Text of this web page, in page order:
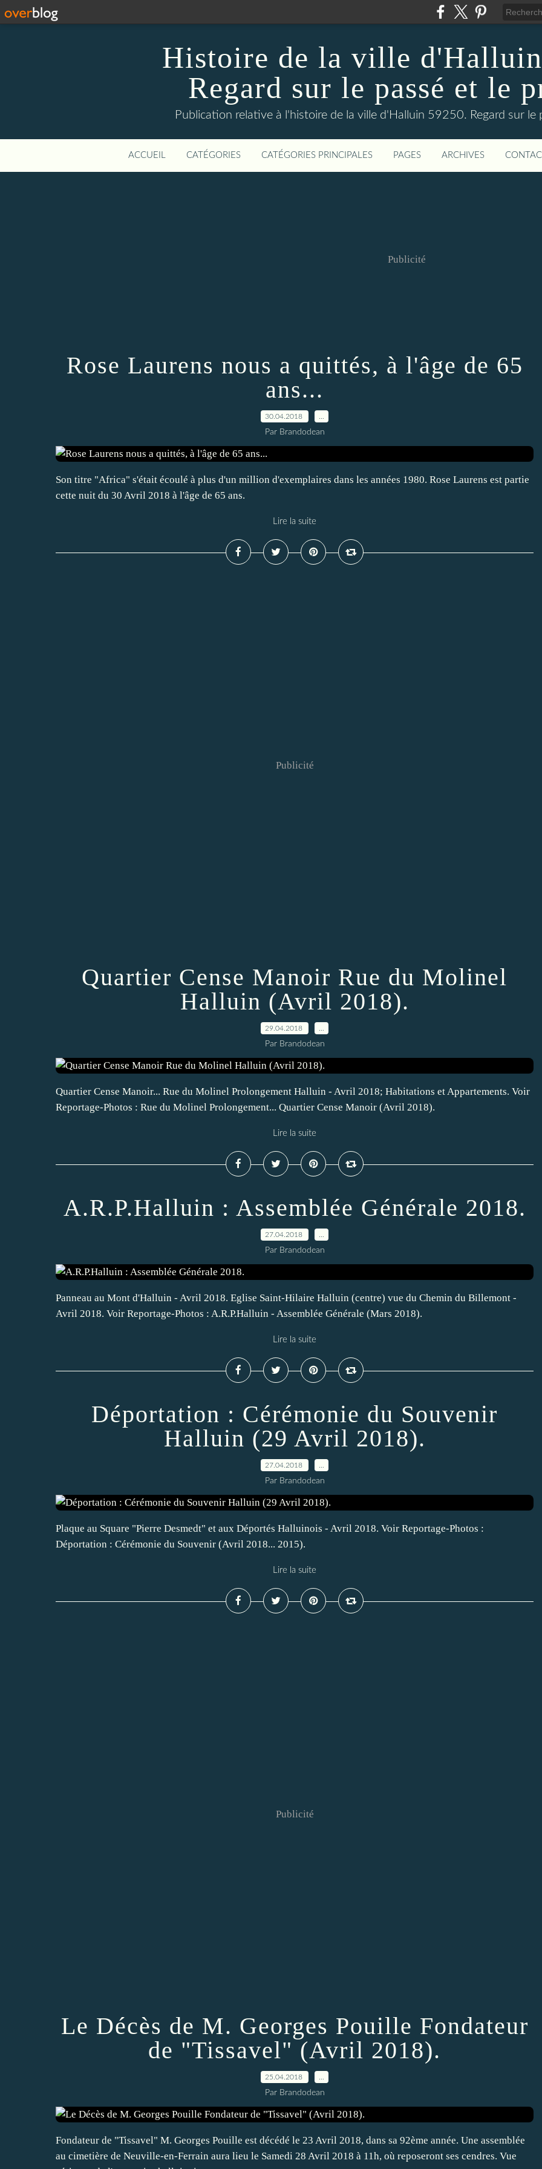
Histoire de la ville
Regard sur le passé et le
Publication relative à l'histoire de la ville d'Halluin 59250. Regard sur le
ACCUEIL CATÉGORIES CATÉGORIES PRINCIPALES PAGES ARCHIVES
Publicité
Rose Laurens nous a quittés, à l'âge de 65
ans...
30.04.2018
Par Brandodean
Son titre "Africa" s'était écoulé à plus d'un million d'exemplaires dans les années 1980. Rose Laurens est partie
cette nuit du 30 Avril 2018 à l'âge de 65 ans.
Lire la suite
Publicité
Quartier Cense Manoir Rue du Molinel
Halluin (Avril 2018).
29.04.2018
Par Brandodean
Quartier Cense Manoir... Rue du Molinel Prolongement Halluin - Avril 2018; Habitations et Appartements. Voir
Reportage-Photos : Rue du Molinel Prolongement... Quartier Cense Manoir (Avril 2018).
Lire la suite
A.R.P.Halluin : Assemblée Générale 2018.
27.04.2018
Par Brandodean
Panneau au Mont d'Halluin - Avril 2018. Eglise Saint-Hilaire Halluin (centre) vue du Chemin du Billemont -
Avril 2018. Voir Reportage-Photos : A.R.P.Halluin - Assemblée Générale (Mars 2018).
Lire la suite
Déportation : Cérémonie du Souvenir
Halluin (29 Avril 2018).
27.04.2018
Par Brandodean
Plaque au Square "Pierre Desmedt" et aux Déportés Halluinois - Avril 2018. Voir Reportage-Photos :
Déportation : Cérémonie du Souvenir (Avril 2018... 2015).
Lire la suite
Publicité
Le Décès de M. Georges Pouille Fondateur
de "Tissavel" (Avril 2018).
25.04.2018
Par Brandodean
Fondateur de "Tissavel" M. Georges Pouille est décédé le 23 Avril 2018, dans sa 92ème année. Une assemblée
au cimetière de Neuville-en-Ferrain aura lieu le Samedi 28 Avril 2018 à 11h, où reposeront ses cendres. Vue